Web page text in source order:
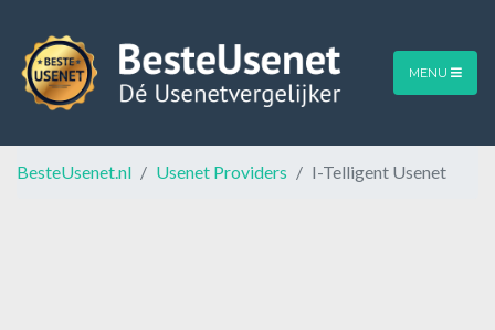
MENU
BesteUsenet.nl Usenet Providers I-Telligent Usenet